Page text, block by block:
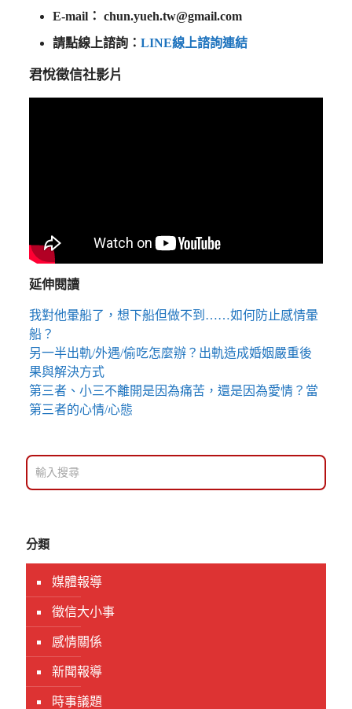
E-mail： chun.yueh.tw@gmail.com
請點線上諮詢： LINE線上諮詢連結
君悅徵信社影片
延伸閱讀
我對他暈船了，想下船但做不到……如何防止感情暈
船？
另一半出軌/外遇/偷吃怎麼辦？出軌造成婚姻嚴重後
果與解決方式
第三者、小三不離開是因為痛苦，還是因為愛情？當
第三者的心情/心態
分類
媒體報導
徵信大小事
感情關係
新聞報導
時事議題